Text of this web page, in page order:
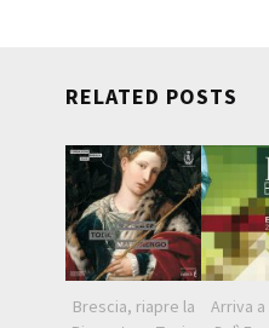
RELATED POSTS
Brescia, riapre la
Arriva